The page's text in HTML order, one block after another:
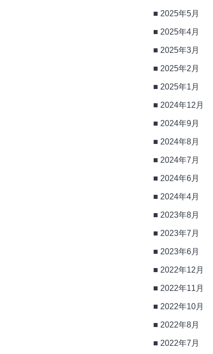
2025年5月
2025年4月
2025年3月
2025年2月
2025年1月
2024年12月
2024年9月
2024年8月
2024年7月
2024年6月
2024年4月
2023年8月
2023年7月
2023年6月
2022年12月
2022年11月
2022年10月
2022年8月
2022年7月